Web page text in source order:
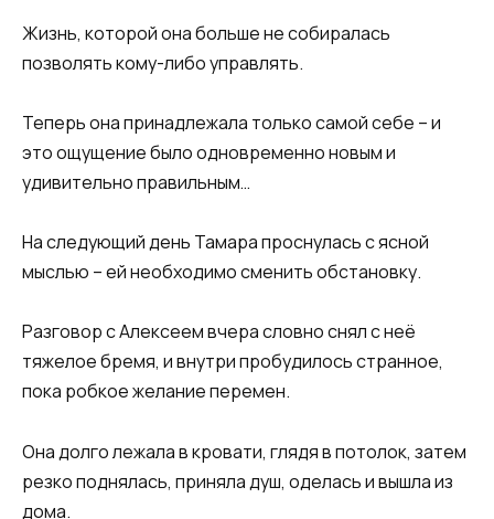
Жизнь, которой она больше не собиралась
позволять кому-либо управлять.
Теперь она принадлежала только самой себе – и
это ощущение было одновременно новым и
удивительно правильным…
На следующий день Тамара проснулась с ясной
мыслью – ей необходимо сменить обстановку.
Разговор с Алексеем вчера словно снял с неё
тяжелое бремя, и внутри пробудилось странное,
пока робкое желание перемен.
Она долго лежала в кровати, глядя в потолок, затем
резко поднялась, приняла душ, оделась и вышла из
дома.